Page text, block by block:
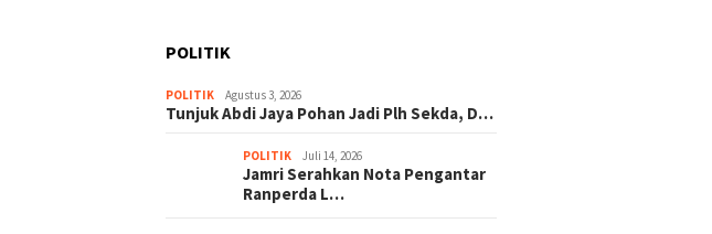
POLITIK
POLITIK Agustus 3, 2026
Tunjuk Abdi Jaya Pohan Jadi Plh Sekda, D…
POLITIK Juli 14, 2026
Jamri Serahkan Nota Pengantar
Ranperda L…